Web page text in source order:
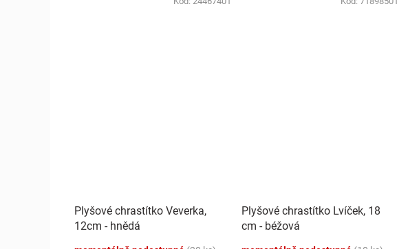
Plyšové chrastítko Veverka,
12cm - hnědá
Plyšové chrastítko Lvíček, 18
cm - béžová